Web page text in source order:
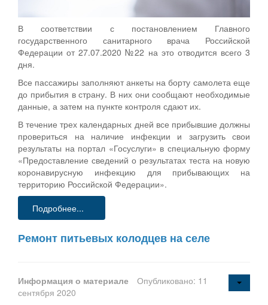
В соответствии с постановлением Главного
государственного санитарного врача Российской
Федерации от 27.07.2020 №22 на это отводится всего 3
дня.
Все пассажиры заполняют анкеты на борту самолета еще
до прибытия в страну. В них они сообщают необходимые
данные, а затем на пункте контроля сдают их.
В течение трех календарных дней все прибывшие должны
провериться на наличие инфекции и загрузить свои
результаты на портал «Госуслуги» в специальную форму
«Предоставление сведений о результатах теста на новую
коронавирусную инфекцию для прибывающих на
территорию Российской Федерации».
Подробнее...
Ремонт питьевых колодцев на селе
Информация о материале
Опубликовано: 11
сентября 2020